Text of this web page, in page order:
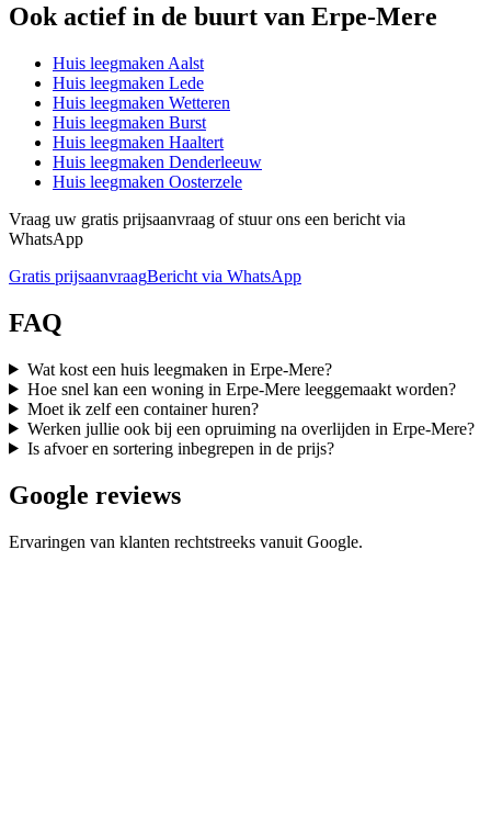
Ook actief in de buurt van Erpe-Mere
Huis leegmaken Aalst
Huis leegmaken Lede
Huis leegmaken Wetteren
Huis leegmaken Burst
Huis leegmaken Haaltert
Huis leegmaken Denderleeuw
Huis leegmaken Oosterzele
Vraag uw gratis prijsaanvraag of stuur ons een bericht via
WhatsApp
Gratis prijsaanvraagBericht via WhatsApp
FAQ
Wat kost een huis leegmaken in Erpe-Mere?
Hoe snel kan een woning in Erpe-Mere leeggemaakt worden?
Moet ik zelf een container huren?
Werken jullie ook bij een opruiming na overlijden in Erpe-Mere?
Is afvoer en sortering inbegrepen in de prijs?
Google reviews
Ervaringen van klanten rechtstreeks vanuit Google.